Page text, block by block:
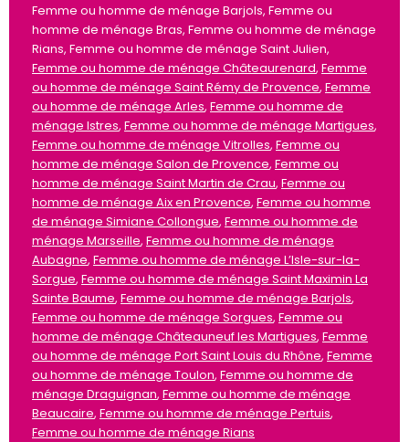
Femme ou homme de ménage Barjols, Femme ou
homme de ménage Bras, Femme ou homme de ménage
Rians, Femme ou homme de ménage Saint Julien,
Femme ou homme de ménage Châteaurenard, Femme
ou homme de ménage Saint Rémy de Provence, Femme
ou homme de ménage Arles, Femme ou homme de
ménage Istres, Femme ou homme de ménage Martigues,
Femme ou homme de ménage Vitrolles, Femme ou
homme de ménage Salon de Provence, Femme ou
homme de ménage Saint Martin de Crau, Femme ou
homme de ménage Aix en Provence, Femme ou homme
de ménage Simiane Collongue, Femme ou homme de
ménage Marseille, Femme ou homme de ménage
Aubagne, Femme ou homme de ménage L’Isle-sur-la-
Sorgue, Femme ou homme de ménage Saint Maximin La
Sainte Baume, Femme ou homme de ménage Barjols,
Femme ou homme de ménage Sorgues, Femme ou
homme de ménage Châteauneuf les Martigues, Femme
ou homme de ménage Port Saint Louis du Rhône, Femme
ou homme de ménage Toulon, Femme ou homme de
ménage Draguignan, Femme ou homme de ménage
Beaucaire, Femme ou homme de ménage Pertuis,
Femme ou homme de ménage Rians